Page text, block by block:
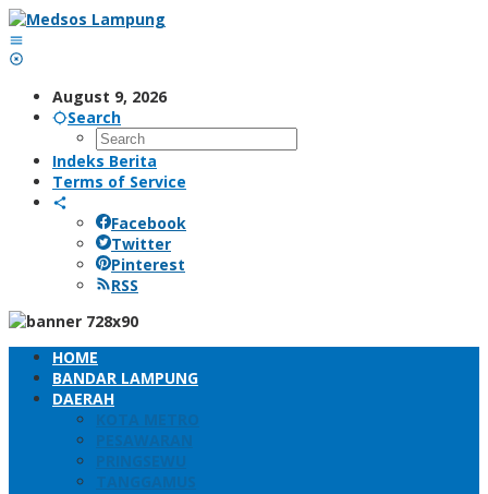
Skip
to
content
August 9, 2026
Search
Indeks Berita
Terms of Service
Facebook
Twitter
Pinterest
RSS
HOME
BANDAR LAMPUNG
DAERAH
KOTA METRO
PESAWARAN
PRINGSEWU
TANGGAMUS